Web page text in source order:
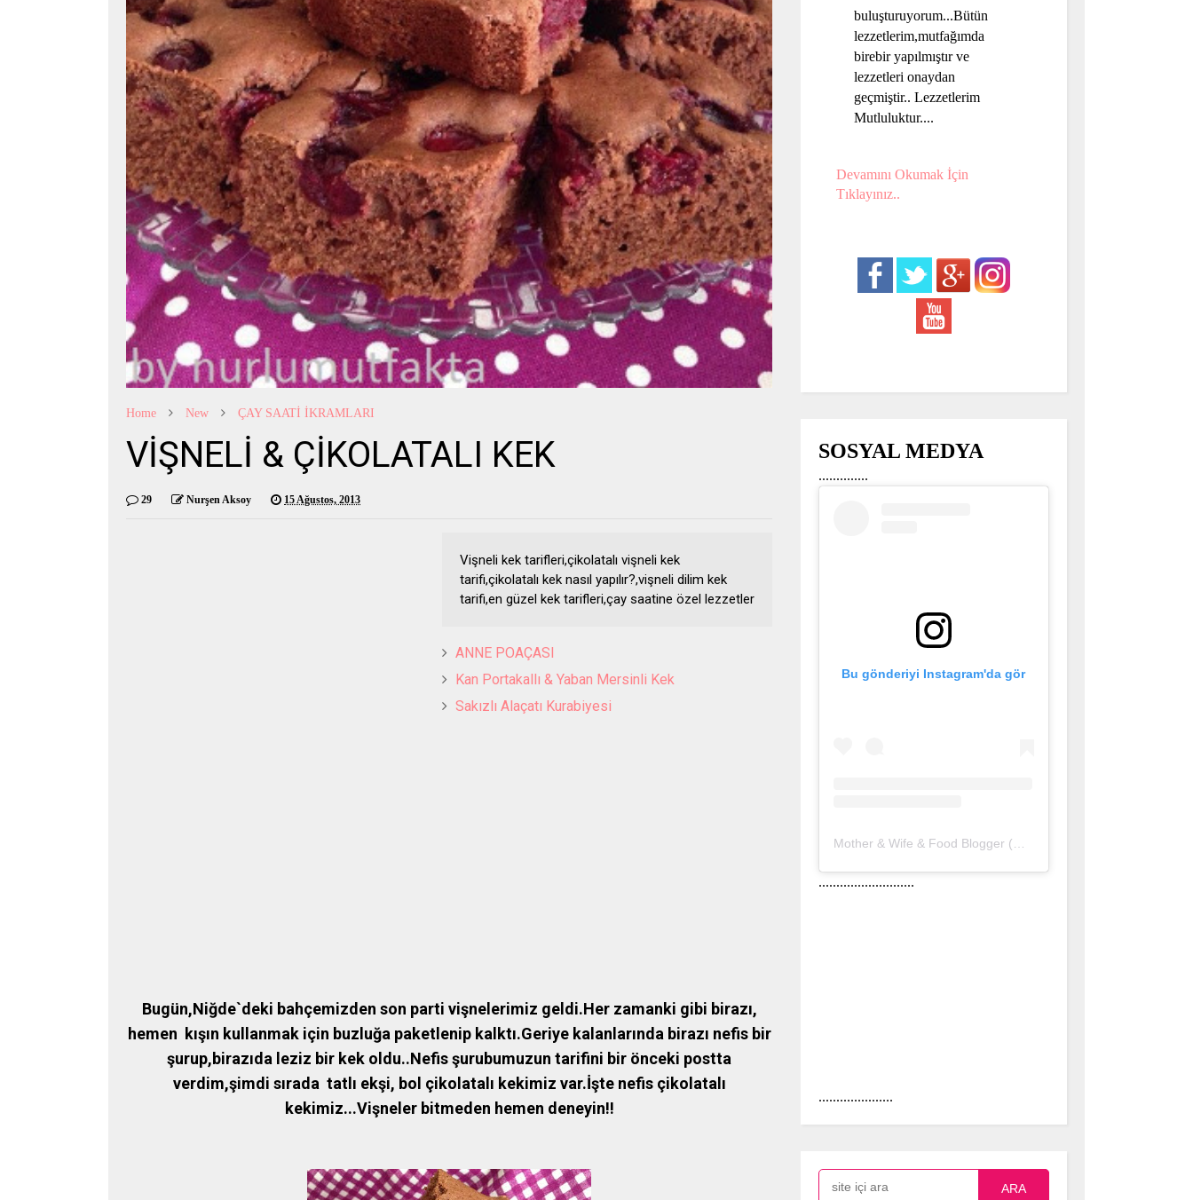
Home New ÇAY SAATİ İKRAMLARI
VİŞNELİ & ÇİKOLATALI KEK
29 Nurşen Aksoy 15 Ağustos, 2013
Vişneli kek tarifleri,çikolatalı vişneli kek
tarifi,çikolatalı kek nasıl yapılır?,vişneli dilim kek
tarifi,en güzel kek tarifleri,çay saatine özel lezzetler
ANNE POAÇASI
Kan Portakallı & Yaban Mersinli Kek
Sakızlı Alaçatı Kurabiyesi
Bugün,Niğde`deki bahçemizden son parti vişnelerimiz geldi.Her zamanki gibi birazı,
hemen kışın kullanmak için buzluğa paketlenip kalktı.Geriye kalanlarında birazı nefis bir
şurup,birazıda leziz bir kek oldu..Nefis şurubumuzun tarifini bir önceki postta
verdim,şimdi sırada tatlı ekşi, bol çikolatalı kekimiz var.İşte nefis çikolatalı
kekimiz...Vişneler bitmeden hemen deneyin!!
buluşturuyorum...Bütün
lezzetlerim,mutfağımda
birebir yapılmıştır ve
lezzetleri onaydan
geçmiştir.. Lezzetlerim
Mutluluktur....
Devamını Okumak İçin
Tıklayınız..
SOSYAL MEDYA
..............
Bu gönderiyi Instagram'da gör
...........................
.....................
ARA